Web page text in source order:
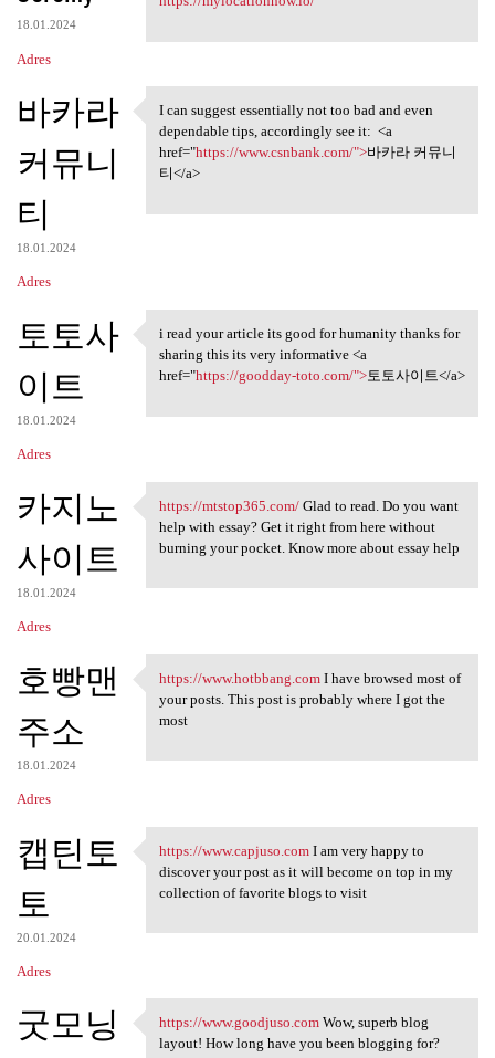
18.01.2024
Adres
바카라
커뮤니
티
18.01.2024
Adres
I can suggest essentially not
I can suggest essentially not too bad and even
dependable tips, accordingly see it: <a
href="https://www.csnbank.com/">바카라 커뮤니
티</a>
토토사
이트
18.01.2024
Adres
i read your article its good
i read your article its good for humanity thanks for
sharing this its very informative <a
href="https://goodday-toto.com/">토토사이트</a>
카지노
사이트
18.01.2024
Adres
https://mtstop365.com/ Glad
https://mtstop365.com/Glad to read. Do you want
help with essay? Get it right from here without
burning your pocket. Know more about essay help
호빵맨
주소
18.01.2024
Adres
https://www.hotbbang.com I
https://www.hotbbang.comI have browsed most of
your posts. This post is probably where I got the
most
캡틴토
토
20.01.2024
Adres
https://www.capjuso.com I am
https://www.capjuso.comI am very happy to
discover your post as it will become on top in my
collection of favorite blogs to visit
굿모닝
https://www.goodjuso.com Wow,
https://www.goodjuso.comWow, superb blog
layout! How long have you been blogging for?